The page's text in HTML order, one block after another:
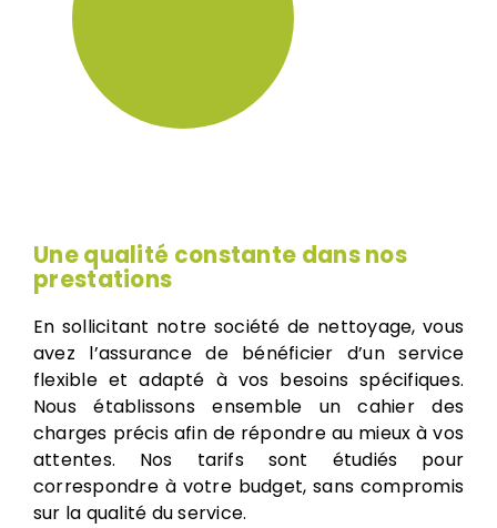
Une qualité constante dans nos
prestations
En sollicitant notre société de nettoyage, vous
avez l’assurance de bénéficier d’un service
flexible et adapté à vos besoins spécifiques.
Nous établissons ensemble un cahier des
charges précis afin de répondre au mieux à vos
attentes. Nos tarifs sont étudiés pour
correspondre à votre budget, sans compromis
sur la qualité du service.